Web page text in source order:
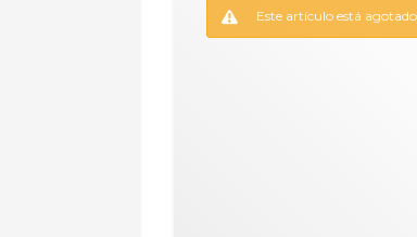
Este artículo está